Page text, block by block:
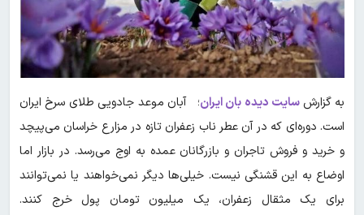
به گزارشسایت دیده بان ایران؛ آبان موعد جادویی طلای سرخ ایران
است. دوره‌ای که در آن عطر ناب زعفران تازه در مزارع خراسان می‌پیچد
و خرید و فروش تاجران و بازرگانان عمده به اوج می‌رسد. در بازار اما
اوضاع به این قشنگی نیست. خیلی‌ها دیگر نمی‌خواهند یا نمی‌توانند
برای یک مثقال زعفران، یک میلیون تومان پول خرج کنند.